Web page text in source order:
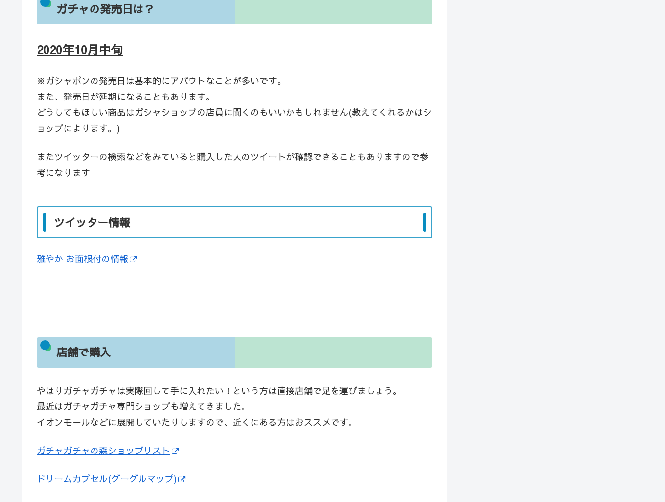
ガチャの発売日は？
2020年10月中旬
※ガシャポンの発売日は基本的にアバウトなことが多いです。
また、発売日が延期になることもあります。
どうしてもほしい商品はガシャショップの店員に聞くのもいいかもしれません(教えてくれるかはシ
ョップによります。)
またツイッターの検索などをみていると購入した人のツイートが確認できることもありますので参
考になります
ツイッター情報
雅やか お面根付の情報
店舗で購入
やはりガチャガチャは実際回して手に入れたい！という方は直接店舗で足を運びましょう。
最近はガチャガチャ専門ショップも増えてきました。
イオンモールなどに展開していたりしますので、近くにある方はおススメです。
ガチャガチャの森ショップリスト
ドリームカプセル(グーグルマップ)